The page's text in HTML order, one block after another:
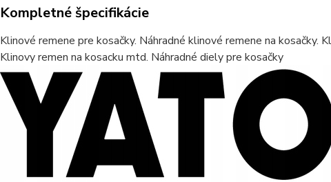
Kompletné špecifikácie
Klinové remene pre kosačky. Náhradné klinové remene na kosačky.
Klinovy remen na kosacku mtd. Náhradné diely pre kosačky